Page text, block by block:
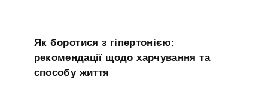
Як боротися з гіпертонією:
рекомендації щодо харчування та
способу життя